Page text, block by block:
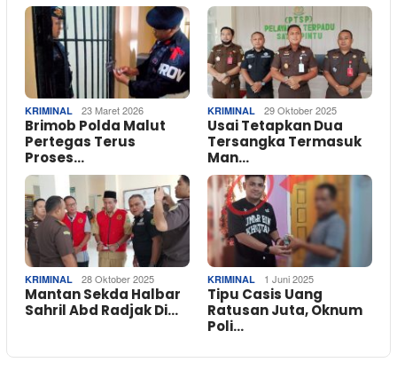
KRIMINAL 23 Maret 2026
Brimob Polda Malut
Pertegas Terus
Proses…
KRIMINAL 29 Oktober 2025
Usai Tetapkan Dua
Tersangka Termasuk
Man…
KRIMINAL 28 Oktober 2025
Mantan Sekda Halbar
Sahril Abd Radjak Di…
KRIMINAL 1 Juni 2025
Tipu Casis Uang
Ratusan Juta, Oknum
Poli…